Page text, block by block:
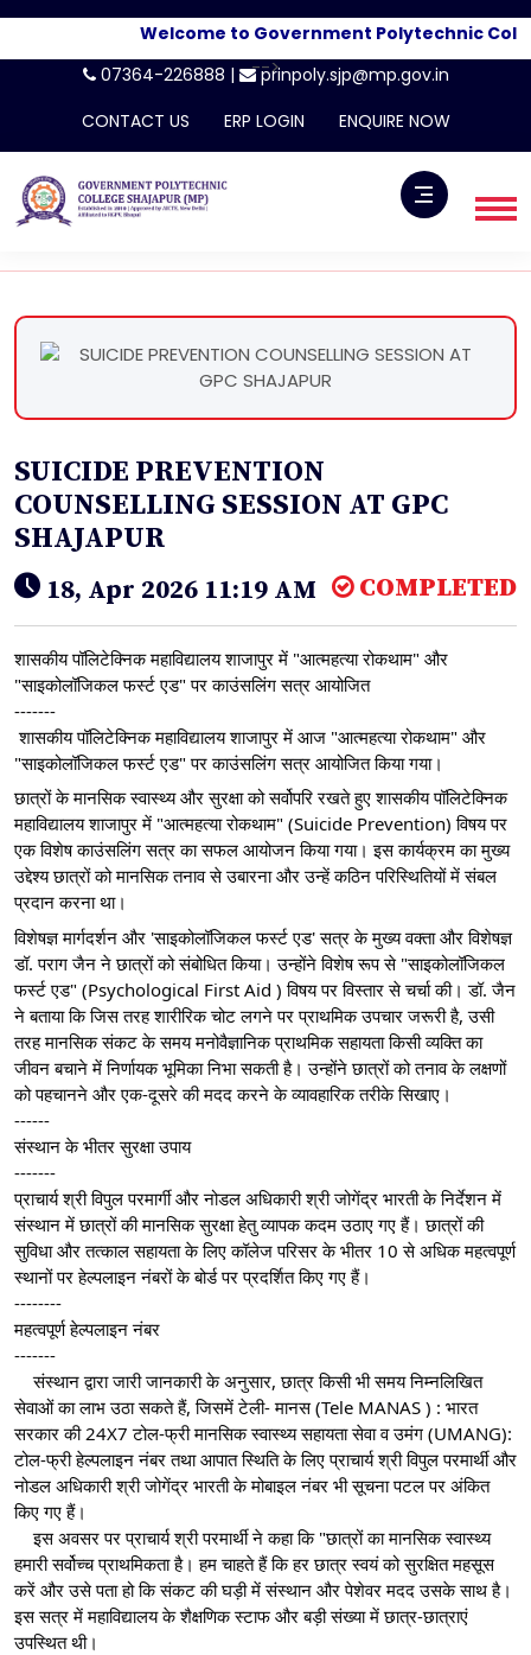
Welcome to Government Polytechnic
-->
07364-226888 |
prinpoly.sjp@mp.gov.in
CONTACT US
ERP LOGIN ENQUIRE NOW
SUICIDE PREVENTION
COUNSELLING SESSION AT GPC
SHAJAPUR
18, Apr 2026 11:19 AM COMPLETED
शासकीय पॉलिटेक्निक महाविद्यालय शाजापुर में "आत्महत्या रोकथाम" और
"साइकोलॉजिकल फर्स्ट एड" पर काउंसलिंग सत्र आयोजित
-------
शासकीय पॉलिटेक्निक महाविद्यालय शाजापुर में आज "आत्महत्या रोकथाम" और
"साइकोलॉजिकल फर्स्ट एड" पर काउंसलिंग सत्र आयोजित किया गया।
छात्रों के मानसिक स्वास्थ्य और सुरक्षा को सर्वोपरि रखते हुए शासकीय पॉलिटेक्निक
महाविद्यालय शाजापुर में "आत्महत्या रोकथाम" (Suicide Prevention) विषय पर
एक विशेष काउंसलिंग सत्र का सफल आयोजन किया गया। इस कार्यक्रम का मुख्य
उद्देश्य छात्रों को मानसिक तनाव से उबारना और उन्हें कठिन परिस्थितियों में संबल
प्रदान करना था।
विशेषज्ञ मार्गदर्शन और 'साइकोलॉजिकल फर्स्ट एड' सत्र के मुख्य वक्ता और विशेषज्ञ
डॉ. पराग जैन ने छात्रों को संबोधित किया। उन्होंने विशेष रूप से "साइकोलॉजिकल
फर्स्ट एड" (Psychological First Aid ) विषय पर विस्तार से चर्चा की। डॉ. जैन
ने बताया कि जिस तरह शारीरिक चोट लगने पर प्राथमिक उपचार जरूरी है, उसी
तरह मानसिक संकट के समय मनोवैज्ञानिक प्राथमिक सहायता किसी व्यक्ति का
जीवन बचाने में निर्णायक भूमिका निभा सकती है। उन्होंने छात्रों को तनाव के लक्षणों
को पहचानने और एक-दूसरे की मदद करने के व्यावहारिक तरीके सिखाए।
------
संस्थान के भीतर सुरक्षा उपाय
-------
प्राचार्य श्री विपुल परमार्गी और नोडल अधिकारी श्री जोगेंद्र भारती के निर्देशन में
संस्थान में छात्रों की मानसिक सुरक्षा हेतु व्यापक कदम उठाए गए हैं। छात्रों की
सुविधा और तत्काल सहायता के लिए कॉलेज परिसर के भीतर 10 से अधिक महत्वपूर्ण
स्थानों पर हेल्पलाइन नंबरों के बोर्ड पर प्रदर्शित किए गए हैं।
--------
महत्वपूर्ण हेल्पलाइन नंबर
-------
    संस्थान द्वारा जारी जानकारी के अनुसार, छात्र किसी भी समय निम्नलिखित
सेवाओं का लाभ उठा सकते हैं, जिसमें टेली- मानस (Tele MANAS ) : भारत
सरकार की 24X7 टोल-फ्री मानसिक स्वास्थ्य सहायता सेवा व उमंग (UMANG):
टोल-फ्री हेल्पलाइन नंबर तथा आपात स्थिति के लिए प्राचार्य श्री विपुल परमार्थी और
नोडल अधिकारी श्री जोगेंद्र भारती के मोबाइल नंबर भी सूचना पटल पर अंकित
किए गए हैं।
    इस अवसर पर प्राचार्य श्री परमार्थी ने कहा कि "छात्रों का मानसिक स्वास्थ्य
हमारी सर्वोच्च प्राथमिकता है। हम चाहते हैं कि हर छात्र स्वयं को सुरक्षित महसूस
करें और उसे पता हो कि संकट की घड़ी में संस्थान और पेशेवर मदद उसके साथ है।
इस सत्र में महाविद्यालय के शैक्षणिक स्टाफ और बड़ी संख्या में छात्र-छात्राएं
उपस्थित थी।